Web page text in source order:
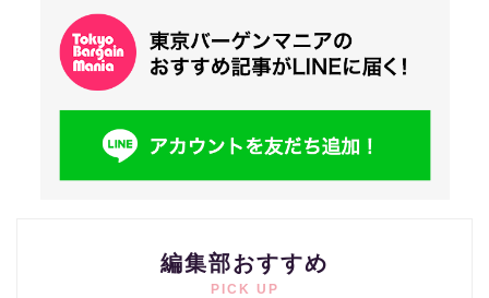
編集部おすすめ
PICK UP